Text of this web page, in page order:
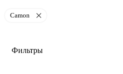
Camon
Фильтры